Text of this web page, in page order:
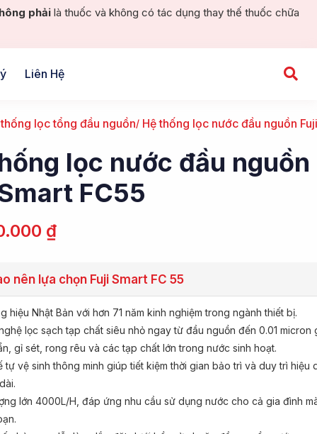
phải là thuốc và không có tác dụng thay thế thuốc chữa
Liên Hệ
lọc tổng đầu nguồn Hệ thống lọc nước đầu nguồn
lọc nước đầu nguồn
FC55
₫
nên lựa chọn Fuji Smart FC 55
hiệu Nhật Bản với hơn 71 năm kinh nghiệm trong ngành thiết bị.
lọc sạch tạp chất siêu nhỏ ngay từ đầu nguồn đến 0.01 micron
gỉ sét, rong rêu và các tạp chất lớn trong nước sinh hoạt.
tự vệ sinh thông minh giúp tiết kiệm thời gian bảo trì và duy trì hiệu
lớn 4000L/H, đáp ứng nhu cầu sử dụng nước cho cả gia đình